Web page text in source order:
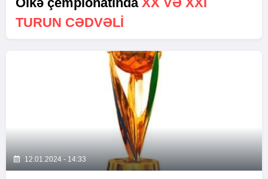
TURUN CƏDVƏLI
12.01.2024 - 14:33